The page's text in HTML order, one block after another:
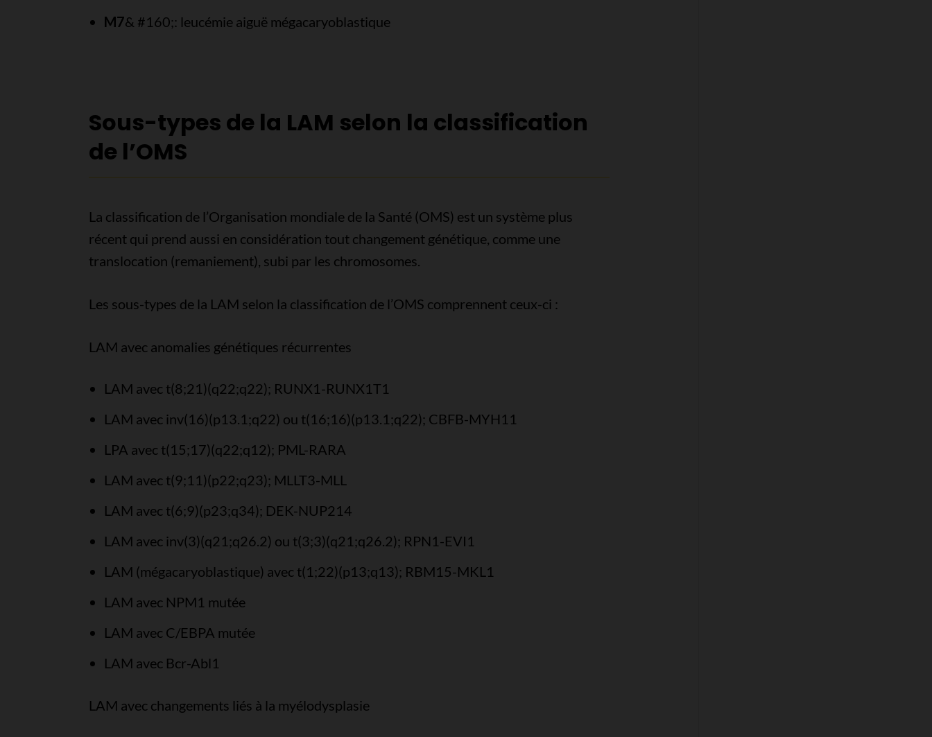
M7& #160;: leucémie aiguë mégacaryoblastique
Sous-types de la LAM selon la classification
de l’OMS
La classification de l’Organisation mondiale de la Santé (OMS) est un système plus
récent qui prend aussi en considération tout changement génétique, comme une
translocation (remaniement), subi par les chromosomes.
Les sous-types de la LAM selon la classification de l’OMS comprennent ceux-ci :
LAM avec anomalies génétiques récurrentes
LAM avec t(8;21)(q22;q22); RUNX1-RUNX1T1
LAM avec inv(16)(p13.1;q22) ou t(16;16)(p13.1;q22); CBFB-MYH11
LPA avec t(15;17)(q22;q12); PML-RARA
LAM avec t(9;11)(p22;q23); MLLT3-MLL
LAM avec t(6;9)(p23;q34); DEK-NUP214
LAM avec inv(3)(q21;q26.2) ou t(3;3)(q21;q26.2); RPN1-EVI1
LAM (mégacaryoblastique) avec t(1;22)(p13;q13); RBM15-MKL1
LAM avec NPM1 mutée
LAM avec C/EBPA mutée
LAM avec Bcr-Abl1
LAM avec changements liés à la myélodysplasie